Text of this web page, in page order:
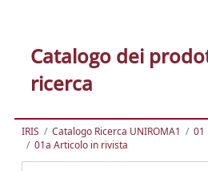
Catalogo dei
ricerca
IRIS Catalogo Ricerca UNIROMA1
01
01a Articolo in rivista